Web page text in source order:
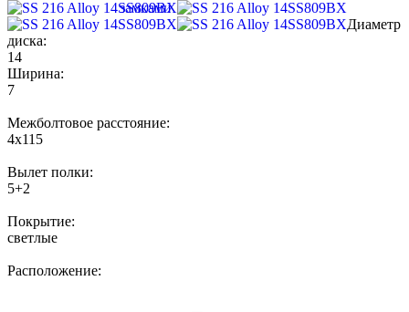
Диаметр
диска:
14
Ширина:
7
Межболтовое расстояние:
4х115
Вылет полки:
5+2
Покрытие:
светлые
Расположение: